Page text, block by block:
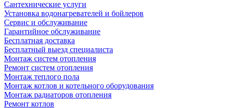
Сантехнические услуги
Установка водонагревателей и бойлеров
Сервис и обслуживание
Гарантийное обслуживание
Бесплатная доставка
Бесплатный выезд специалиста
Монтаж систем отопления
Ремонт систем отопления
Монтаж теплого пола
Монтаж котлов и котельного оборудования
Монтаж радиаторов отопления
Ремонт котлов